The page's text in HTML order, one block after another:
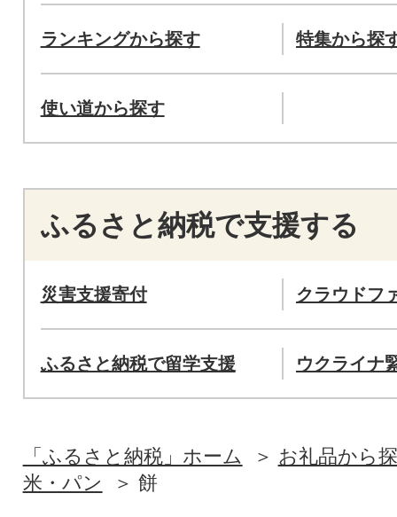
ランキングから探す 特集から探
使い道から探す
ふるさと納税で支援する
災害支援寄付 クラウドフ
ふるさと納税で留学支援 ウクライナ
「ふるさと納税」ホーム
お礼品から
米・パン
餅